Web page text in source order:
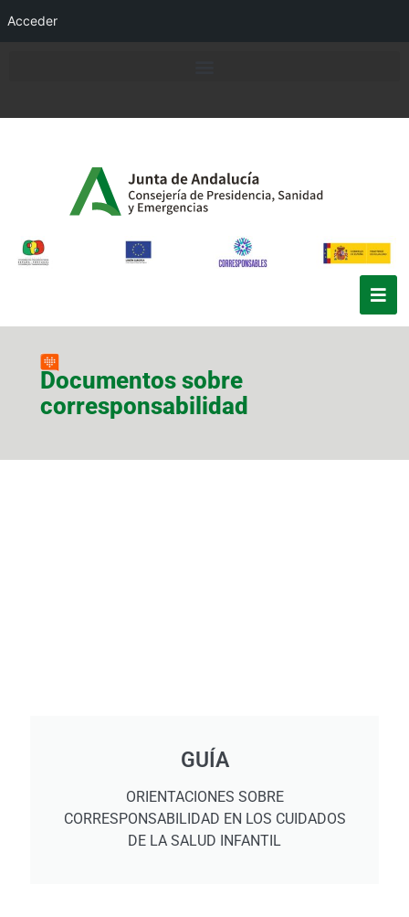
Acceder
Documentos sobre
corresponsabilidad
GUÍA
ORIENTACIONES SOBRE
CORRESPONSABILIDAD EN LOS CUIDADOS
DE LA SALUD INFANTIL